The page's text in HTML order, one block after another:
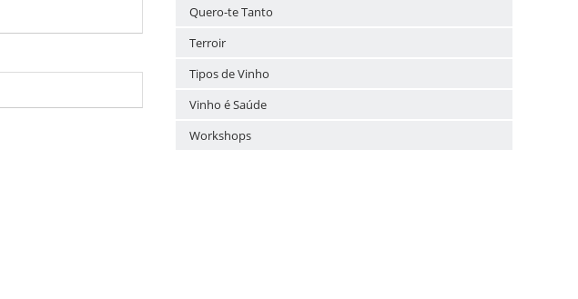
Quero-te Tanto
Terroir
Tipos de Vinho
Vinho é Saúde
Workshops